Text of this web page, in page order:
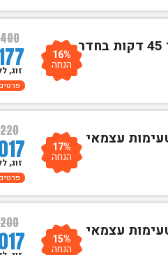
לילה אחד לזוגע"ב לינה וארוחת בוקר כולל עיסוי זוגי 45 דקות בחדר 16%
הנחה זוג,
עצמאי
17%
הנחה זוג,
עצמאי
15%
הנחה